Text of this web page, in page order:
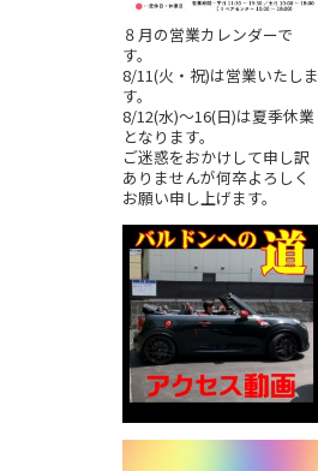
８月の営業カレンダーで
す。
8/11(火・祝)は営業いたしま
す。
8/12(水)～16(日)は夏季休業
となります。
ご迷惑をおかけして申し訳
ありませんが何卒よろしく
お願い申し上げます。